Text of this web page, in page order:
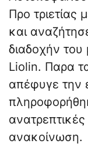
Προ τριετίας
και
διαδοχήν
Liolin. Παρα
απέφυγε την
ανακοίνωση.